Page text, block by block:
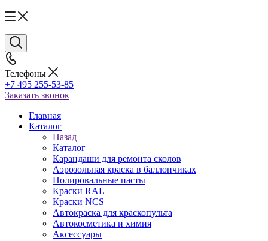
Телефоны
+7 495 255-53-85
Заказать звонок
Главная
Каталог
Назад
Каталог
Карандаши для ремонта сколов
Аэрозольная краска в баллончиках
Полировальные пасты
Краски RAL
Краски NCS
Автокраска для краскопульта
Автокосметика и химия
Аксессуары